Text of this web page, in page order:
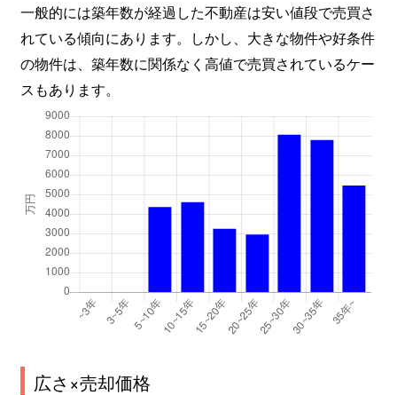
一般的には築年数が経過した不動産は安い値段で売買さ
れている傾向にあります。しかし、大きな物件や好条件
の物件は、築年数に関係なく高値で売買されているケー
スもあります。
広さ×売却価格